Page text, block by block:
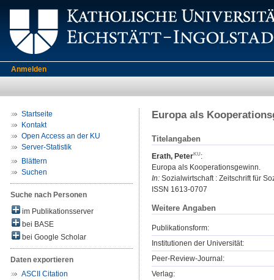
Anmelden
Startseite
Kontakt
Open Access an der KU
Server-Statistik
Blättern
Suchen
Suche nach Personen
im Publikationsserver
bei BASE
bei Google Scholar
Daten exportieren
ASCII Citation
Europa als
Titelangaben
Erath, Peter
:
Europa als Kooperationsgewinn.
In: Sozialwirtschaft : Zeitschrift für
ISSN 1613-0707
Weitere Angaben
Publikationsform:
Institutionen der Universität:
Peer-Review-Journal:
Verlag: